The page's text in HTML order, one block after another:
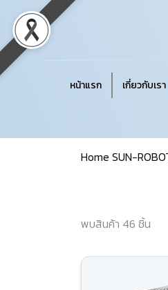
หน้าแรก เกี่ยวกับเรา
Home SUN-
พบสินค้า 46 ชิ้น